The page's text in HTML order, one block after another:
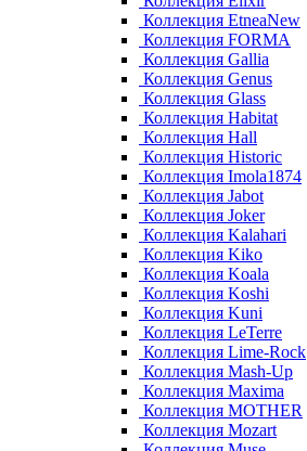
Коллекция EtneaNew
Коллекция FORMA
Коллекция Gallia
Коллекция Genus
Коллекция Glass
Коллекция Habitat
Коллекция Hall
Коллекция Historic
Коллекция Imola1874
Коллекция Jabot
Коллекция Joker
Коллекция Kalahari
Коллекция Kiko
Коллекция Koala
Коллекция Koshi
Коллекция Kuni
Коллекция LeTerre
Коллекция Lime-Rock
Коллекция Mash-Up
Коллекция Maxima
Коллекция MOTHER
Коллекция Mozart